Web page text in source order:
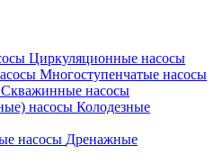
Циркуляционные насосы
Многоступенчатые насосы
Скважинные насосы
Колодезные
Дренажные